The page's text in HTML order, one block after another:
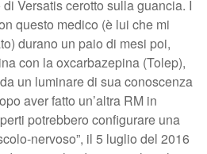
Versatis cerotto sulla guancia. I
questo medico (è lui che mi
durano un paio di mesi poi,
con la oxcarbazepina (Tolep),
un luminare di sua conoscenza
aver fatto un’altra RM in
potrebbero configurare una
nervoso”, il 5 luglio del 2016